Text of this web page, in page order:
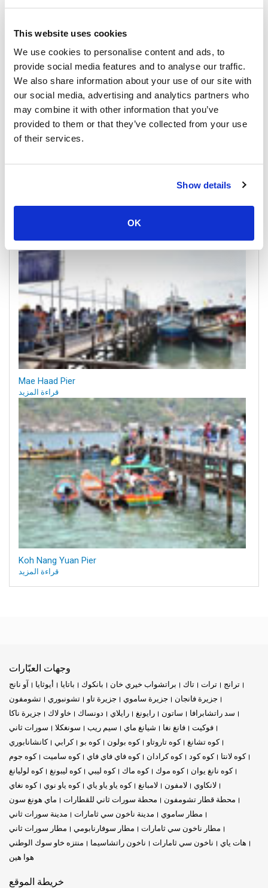
This website uses cookies
We use cookies to personalise content and ads, to
provide social media features and to analyse our traffic.
We also share information about your use of our site with
our social media, advertising and analytics partners who
may combine it with other information that you’ve
provided to them or that they’ve collected from your use
of their services.
Show details
OK
All Prices & Schedules
Mae Haad Pier
قراءة المزيد
Koh Nang Yuan Pier
قراءة المزيد
وجهات العبّارات
آو نانج أيوثايا باتايا بانكوك براتشواب خيري خان تاك ترات
ترانج
تشومفون
تشونبوري جزيرة تاو جزيرة ساموي
جزيرة فانجان
جزيرة ناكا
خاو لاك دونساك رايلاي رايونغ ساتون
سد راتشابرافا
سورات ثاني
سونغكلا سيم ريب شيانغ ماي فانغ نغا
فوكيت
كانشانابوري
كرابي كوه بو كوه بولون كوه تاروتاو
كوه تشانغ
كوه جوم
كوه ساميت كوه فاي فاي فاي كوه كرادان كوه كود
كوه لانتا
كوه لوليانغ
كوه ليبونغ كوه ليبي كوه ماك كوه موك
كوه نانغ يوان
كوه نغاي
كوه ياو نوي كوه ياو ياو ياي لامبانغ لامفون
لانكاوي
ماي هونغ سون
محطة سورات ثاني للقطارات
محطة قطار تشومفون
مدينة سورات ثاني
مدينة ناخون سي ثامارات
مطار ساموي
مطار سورات ثاني
مطار سوفارنابومي
مطار ناخون سي ثامارات
منتزه خاو سوك الوطني
ناخون راتشاسيما ناخون سي ثامارات
هات ياي
هوا هين
خريطة الموقع